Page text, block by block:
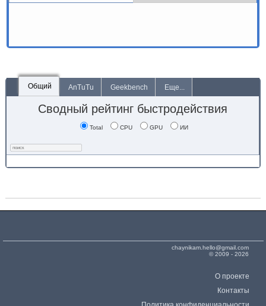
Общий AnTuTu Geekbench Еще...
Сводный рейтинг быстродействия
Total CPU GPU ИИ
chaynikam.hello@gmail.com
© 2009 - 2026
О проекте
Контакты